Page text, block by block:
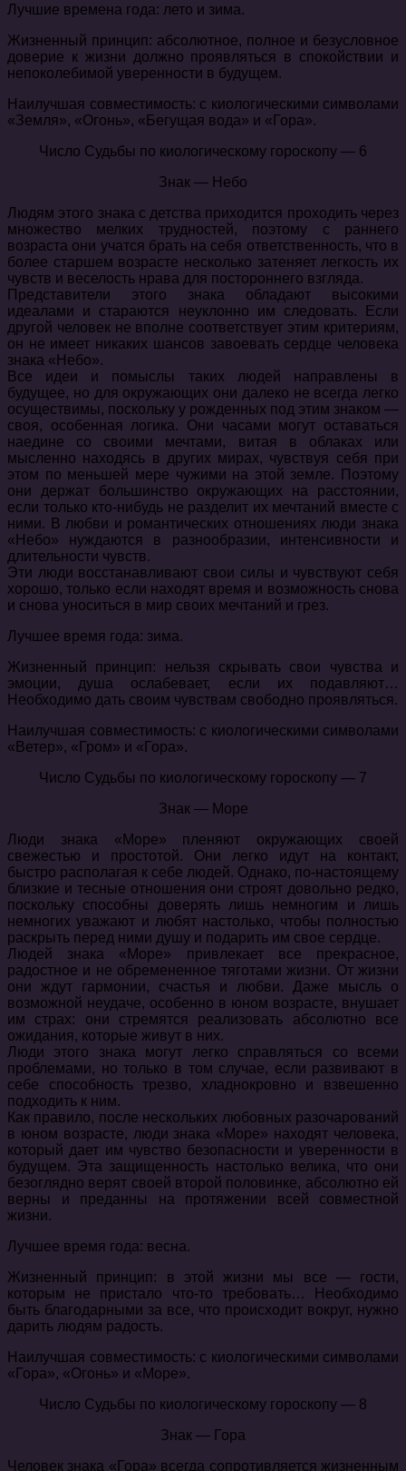
Лучшие времена года: лето и зима.
Жизненный принцип: абсолютное, полное и безусловное
доверие к жизни должно проявляться в спокойствии и
непоколебимой уверенности в будущем.
Наилучшая совместимость: с киологическими символами
«Земля», «Огонь», «Бегущая вода» и «Гора».
Число Судьбы по киологическому гороскопу — 6
Знак — Небо
Людям этого знака с детства приходится проходить через
множество мелких трудностей, поэтому с раннего
возраста они учатся брать на себя ответственность, что в
более старшем возрасте несколько затеняет легкость их
чувств и веселость нрава для постороннего взгляда.
Представители этого знака обладают высокими
идеалами и стараются неуклонно им следовать. Если
другой человек не вполне соответствует этим критериям,
он не имеет никаких шансов завоевать сердце человека
знака «Небо».
Все идеи и помыслы таких людей направлены в
будущее, но для окружающих они далеко не всегда легко
осуществимы, поскольку у рожденных под этим знаком —
своя, особенная логика. Они часами могут оставаться
наедине со своими мечтами, витая в облаках или
мысленно находясь в других мирах, чувствуя себя при
этом по меньшей мере чужими на этой земле. Поэтому
они держат большинство окружающих на расстоянии,
если только кто-нибудь не разделит их мечтаний вместе с
ними. В любви и романтических отношениях люди знака
«Небо» нуждаются в разнообразии, интенсивности и
длительности чувств.
Эти люди восстанавливают свои силы и чувствуют себя
хорошо, только если находят время и возможность снова
и снова уноситься в мир своих мечтаний и грез.
Лучшее время года: зима.
Жизненный принцип: нельзя скрывать свои чувства и
эмоции, душа ослабевает, если их подавляют…
Необходимо дать своим чувствам свободно проявляться.
Наилучшая совместимость: с киологическими символами
«Ветер», «Гром» и «Гора».
Число Судьбы по киологическому гороскопу — 7
Знак — Море
Люди знака «Море» пленяют окружающих своей
свежестью и простотой. Они легко идут на контакт,
быстро располагая к себе людей. Однако, по-настоящему
близкие и тесные отношения они строят довольно редко,
поскольку способны доверять лишь немногим и лишь
немногих уважают и любят настолько, чтобы полностью
раскрыть перед ними душу и подарить им свое сердце.
Людей знака «Море» привлекает все прекрасное,
радостное и не обремененное тяготами жизни. От жизни
они ждут гармонии, счастья и любви. Даже мысль о
возможной неудаче, особенно в юном возрасте, внушает
им страх: они стремятся реализовать абсолютно все
ожидания, которые живут в них.
Люди этого знака могут легко справляться со всеми
проблемами, но только в том случае, если развивают в
себе способность трезво, хладнокровно и взвешенно
подходить к ним.
Как правило, после нескольких любовных разочарований
в юном возрасте, люди знака «Море» находят человека,
который дает им чувство безопасности и уверенности в
будущем. Эта защищенность настолько велика, что они
безоглядно верят своей второй половинке, абсолютно ей
верны и преданны на протяжении всей совместной
жизни.
Лучшее время года: весна.
Жизненный принцип: в этой жизни мы все — гости,
которым не пристало что-то требовать… Необходимо
быть благодарными за все, что происходит вокруг, нужно
дарить людям радость.
Наилучшая совместимость: с киологическими символами
«Гора», «Огонь» и «Море».
Число Судьбы по киологическому гороскопу — 8
Знак — Гора
Человек знака «Гора» всегда сопротивляется жизненным